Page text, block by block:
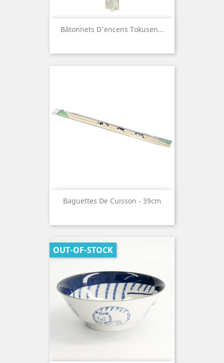
Bâtonnets D'encens Tokusen...
Baguettes De Cuisson - 39cm
OUT-OF-STOCK